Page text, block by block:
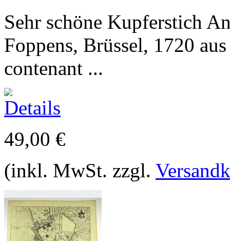
Sehr schöne Kupferstich
Foppens, Brüssel, 1720
contenant ...
49,00 €
(inkl. MwSt. zzgl.